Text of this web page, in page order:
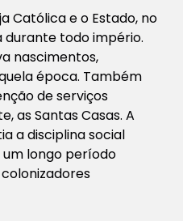
Católica e o Estado, no
durante todo império.
nascimentos,
época. Também
de serviços
as Santas Casas. A
a disciplina social
longo período